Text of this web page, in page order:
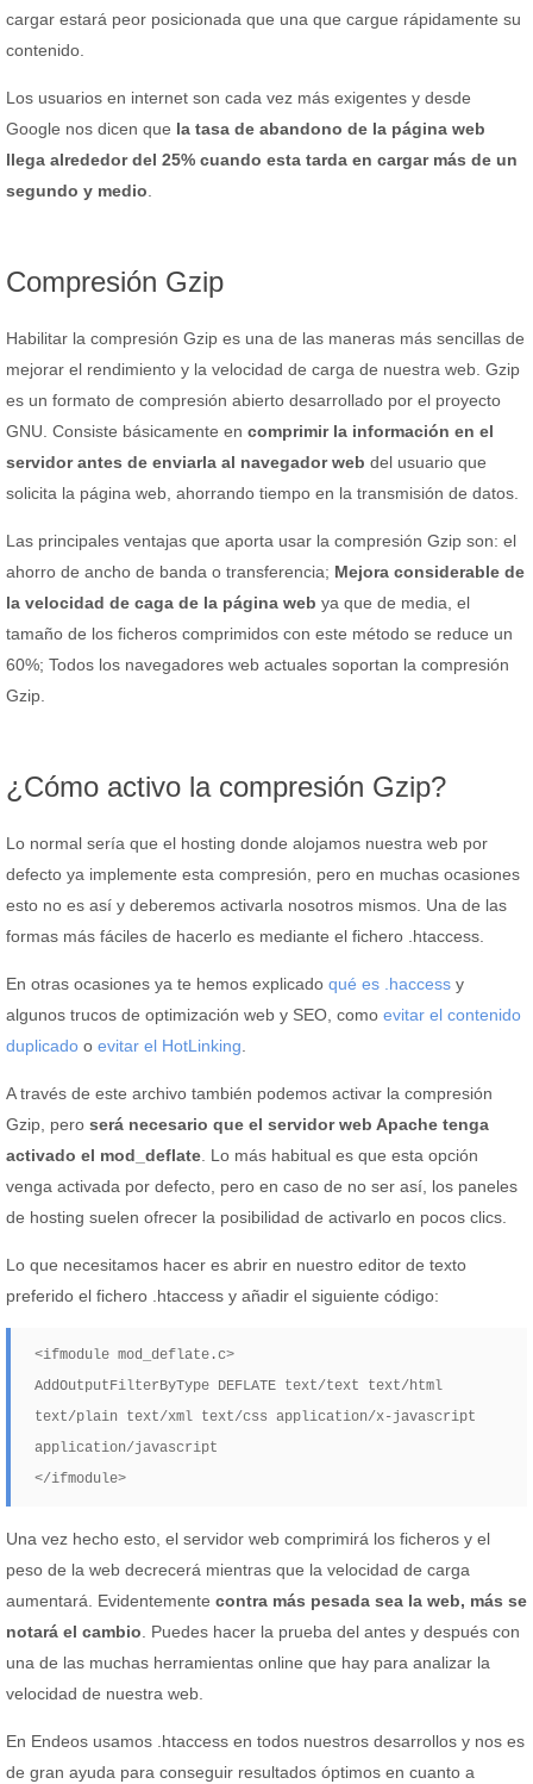
cargar estará peor posicionada que una que cargue rápidamente su
contenido.
Los usuarios en internet son cada vez más exigentes y desde
Google nos dicen que la tasa de abandono de la página web
llega alrededor del 25% cuando esta tarda en cargar más de un
segundo y medio
Compresión Gzip
Habilitar la compresión Gzip es una de las maneras más sencillas de
mejorar el rendimiento y la velocidad de carga de nuestra web. Gzip
es un formato de compresión abierto desarrollado por el proyecto
GNU. Consiste básicamente en comprimir la información en el
servidor antes de enviarla al navegador web del usuario que
solicita la página web, ahorrando tiempo en la transmisión de datos.
Las principales ventajas que aporta usar la compresión Gzip son: el
ahorro de ancho de banda o transferencia; Mejora considerable de
la velocidad de caga de la página web ya que de media, el
tamaño de los ficheros comprimidos con este método se reduce un
60%; Todos los navegadores web actuales soportan la compresión
Gzip.
¿Cómo activo la compresión Gzip?
Lo normal sería que el hosting donde alojamos nuestra web por
defecto ya implemente esta compresión, pero en muchas ocasiones
esto no es así y deberemos activarla nosotros mismos. Una de las
formas más fáciles de hacerlo es mediante el fichero .htaccess.
En otras ocasiones ya te hemos explicado qué es .haccess y
algunos trucos de optimización web y SEO, como evitar el contenido
duplicado o evitar el HotLinking
A través de este archivo también podemos activar la compresión
Gzip, pero será necesario que el servidor web Apache tenga
activado el mod_deflate . Lo más habitual es que esta opción
venga activada por defecto, pero en caso de no ser así, los paneles
de hosting suelen ofrecer la posibilidad de activarlo en pocos clics.
Lo que necesitamos hacer es abrir en nuestro editor de texto
preferido el fichero .htaccess y añadir el siguiente código:
<ifmodule mod_deflate.c>
AddOutputFilterByType DEFLATE text/text text/html
text/plain text/xml text/css application/x-javascript
application/javascript
</ifmodule>
Una vez hecho esto, el servidor web comprimirá los ficheros y el
peso de la web decrecerá mientras que la velocidad de carga
aumentará. Evidentemente contra más pesada sea la web, más se
notará el cambio . Puedes hacer la prueba del antes y después con
una de las muchas herramientas online que hay para analizar la
velocidad de nuestra web.
En Endeos usamos .htaccess en todos nuestros desarrollos y nos es
de gran ayuda para conseguir resultados óptimos en cuanto a